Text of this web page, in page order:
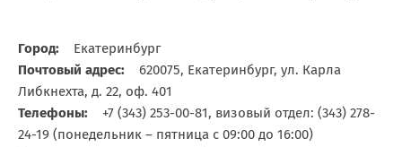
Город: Екатеринбург
Почтовый адрес: 620075, Екатеринбург, ул. Карла
Либкнехта, д. 22, оф. 401
Телефоны: +7 (343) 253-00-81, визовый отдел: (343) 278-
24-19 (понедельник – пятница с 09:00 до 16:00)